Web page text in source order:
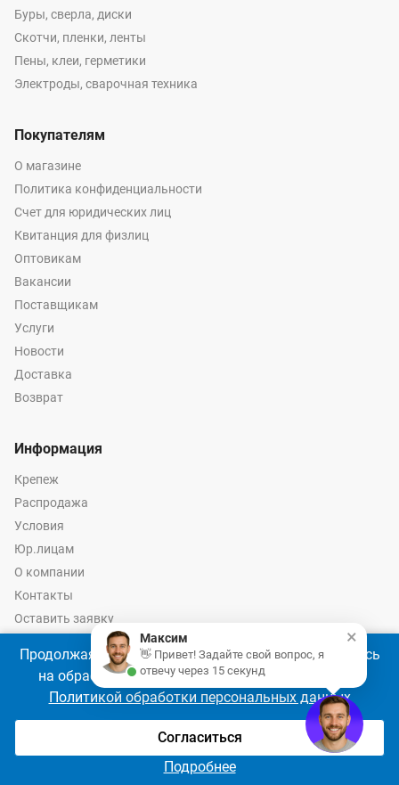
Избранное
Буры, сверла, диски
Скотчи, пленки, ленты
Пены, клеи, герметики
Электроды, сварочная техника
Покупателям
О магазине
Политика конфиденциальности
Счет для юридических лиц
Квитанция для физлиц
Оптовикам
Вакансии
Поставщикам
Услуги
Новости
Доставка
Возврат
Информация
Крепеж
Распродажа
Условия
Юр.лицам
О компании
Контакты
Оставить заявку
Калькулятор крепежа
© 2026 год Оптово-розничные продажи крепежа и инструмента -
Ремкреп.ру
Продолжая использовать наш сайт, Вы соглашаетесь
на обработку файлов cookie 🍪 в соответствии с
Политикой обработки персональных данных
Согласиться
Подробнее
×
Максим
👋 Привет! Задайте свой вопрос, я
отвечу через 15 секунд